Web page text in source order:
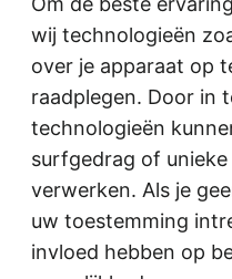
wij technologieën
over je apparaat op
raadplegen. Door in
technologieën
surfgedrag of
verwerken. Als je
uw toestemming
invloed hebben op